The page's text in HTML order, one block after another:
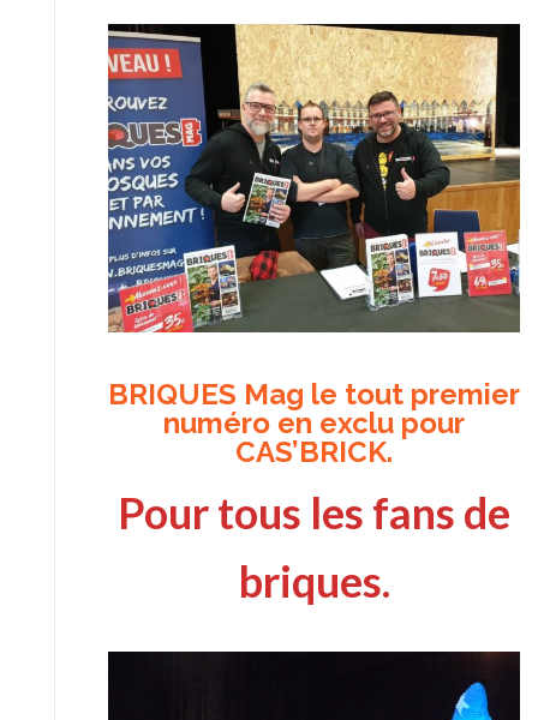
BRIQUES Mag le tout premier
numéro en exclu pour
CAS’BRICK.
Pour tous les fans de
briques.